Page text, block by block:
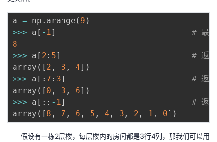
a = np . arange ( 9 )
>>> a [ - 1]
# 最
8
>>> a [ 2 : 5]
# 返回
array ( [ 2 , 3 , 4] )
>>> a [ : 7 : 3]
# 返回
array ( [ 0 , 3 , 6] )
>>> a [ : : - 1]
# 返回
array ( [ 8 , 7 , 6 , 5 , 4 , 3 , 2 , 1 , 0] )
假设有一栋2层楼，每层楼内的房间都是3行4列，那我们可以用